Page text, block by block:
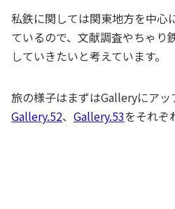
私鉄に関しては関東地方を中心
ているので、文献調査やちゃり
していきたいと考えています。
旅の様子はまずはGalleryにアッ
Gallery.52、 Gallery.53をそれぞ